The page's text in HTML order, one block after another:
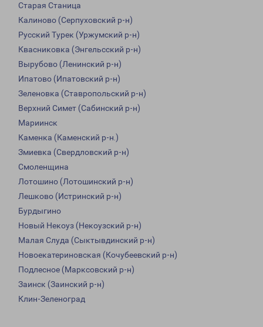
Старая Станица
Калиново (Серпуховский р-н)
Русский Турек (Уржумский р-н)
Квасниковка (Энгельсский р-н)
Вырубово (Ленинский р-н)
Ипатово (Ипатовский р-н)
Зеленовка (Ставропольский р-н)
Верхний Симет (Сабинский р-н)
Мариинск
Каменка (Каменский р-н.)
Змиевка (Свердловский р-н)
Смоленщина
Лотошино (Лотошинский р-н)
Лешково (Истринский р-н)
Бурдыгино
Новый Некоуз (Некоузский р-н)
Малая Слуда (Сыктывдинский р-н)
Новоекатериновская (Кочубеевский р-н)
Подлесное (Марксовский р-н)
Заинск (Заинский р-н)
Клин-Зеленоград